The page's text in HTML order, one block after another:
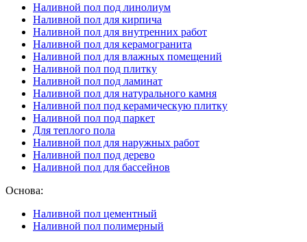
Наливной пол под линолиум
Наливной пол для кирпича
Наливной пол для внутренних работ
Наливной пол для керамогранита
Наливной пол для влажных помещений
Наливной пол под плитку
Наливной пол под ламинат
Наливной пол для натурального камня
Наливной пол под керамическую плитку
Наливной пол под паркет
Для теплого пола
Наливной пол для наружных работ
Наливной пол под дерево
Наливной пол для бассейнов
Основа:
Наливной пол цементный
Наливной пол полимерный